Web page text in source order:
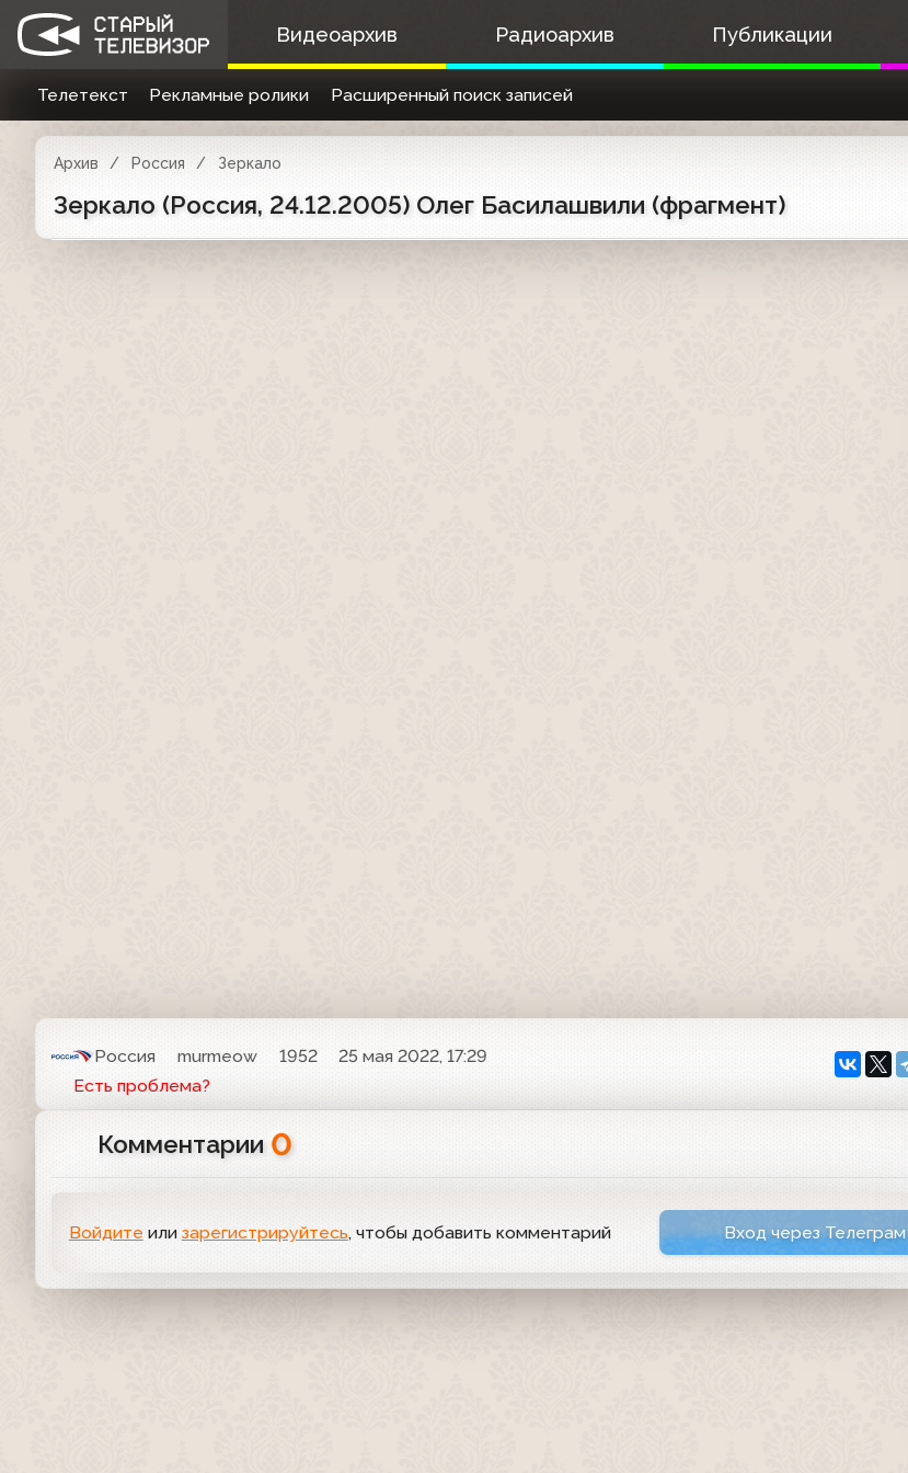
Видеоархив Радиоархив Публикации
Телетекст Рекламные ролики Расширенный поиск записей
Архив Россия Зеркало
Зеркало (Россия, 24.12.2005) Олег Басилашвили (фрагмент)
Россия murmeow 1952
25 мая 2022, 17:29
Есть проблема?
Комментарии 0
Войдите или зарегистрируйтесь, чтобы добавить комментарий Вход через Телеграм